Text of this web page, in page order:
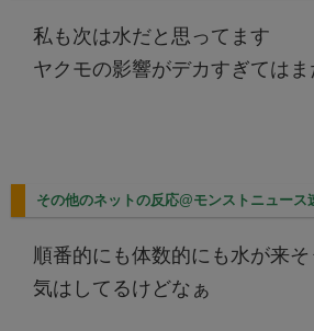
私も次は水だと思ってます
ヤクモの影響がデカすぎては
その他のネットの反応@モンストニュース
順番的にも体数的にも水が来そ
気はしてるけどなぁ